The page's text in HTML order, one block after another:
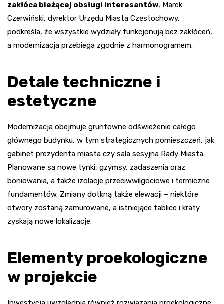
zakłóca bieżącej obsługi interesantów. Marek
Czerwiński, dyrektor Urzędu Miasta Częstochowy,
podkreśla, że wszystkie wydziały funkcjonują bez zakłóceń,
a modernizacja przebiega zgodnie z harmonogramem.
Detale techniczne i
estetyczne
Modernizacja obejmuje gruntowne odświeżenie całego
głównego budynku, w tym strategicznych pomieszczeń, jak
gabinet prezydenta miasta czy sala sesyjna Rady Miasta.
Planowane są nowe tynki, gzymsy, zadaszenia oraz
boniowania, a także izolacje przeciwwilgociowe i termiczne
fundamentów. Zmiany dotkną także elewacji – niektóre
otwory zostaną zamurowane, a istniejące tablice i kraty
zyskają nowe lokalizacje.
Elementy proekologiczne
w projekcie